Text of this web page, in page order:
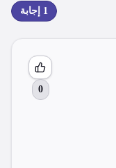
1 إجابة
0